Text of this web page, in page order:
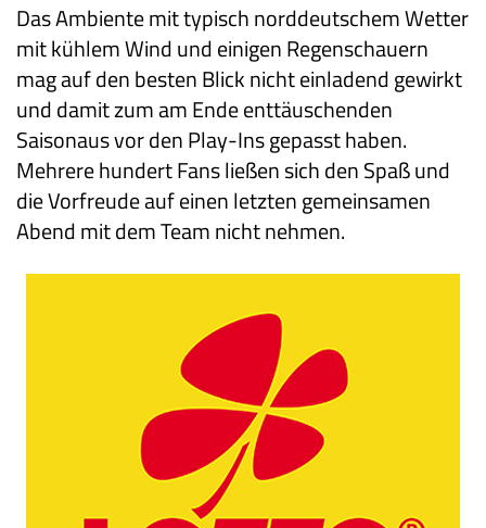
Das Ambiente mit typisch norddeutschem Wetter
mit kühlem Wind und einigen Regenschauern
mag auf den besten Blick nicht einladend gewirkt
und damit zum am Ende enttäuschenden
Saisonaus vor den Play-Ins gepasst haben.
Mehrere hundert Fans ließen sich den Spaß und
die Vorfreude auf einen letzten gemeinsamen
Abend mit dem Team nicht nehmen.